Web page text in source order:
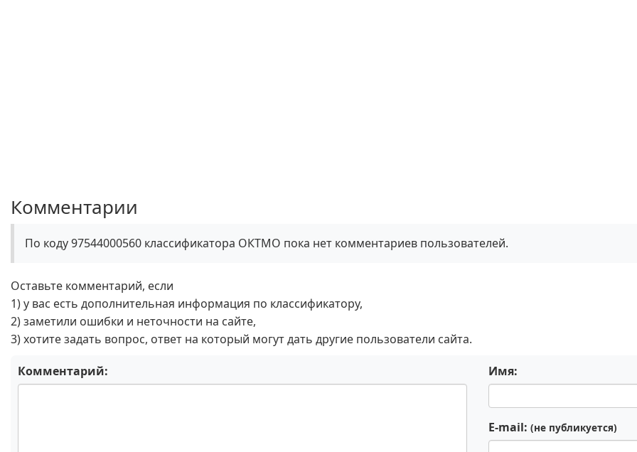
Комментарии
По коду 97544000560 классификатора ОКТМО пока нет комментариев пользователей.
Оставьте комментарий, если
1) у вас есть дополнительная информация по классификатору,
2) заметили ошибки и неточности на сайте,
3) хотите задать вопрос, ответ на который могут дать другие пользователи сайта.
Комментарий: Имя:
E-mail: (не публикуется)